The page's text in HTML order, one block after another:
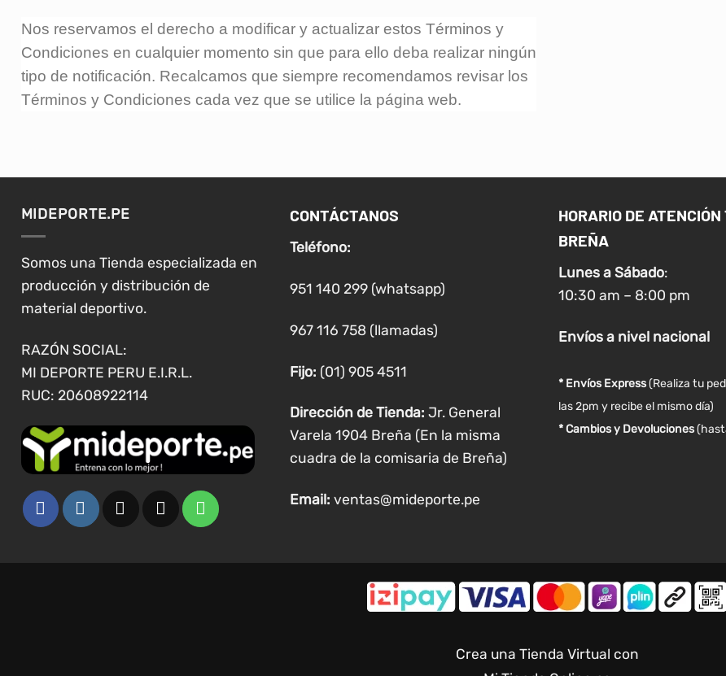
Nos reservamos el derecho a modificar y actualizar estos Términos y
Condiciones en cualquier momento sin que para ello deba realizar ningún
tipo de notificación. Recalcamos que siempre recomendamos revisar los
Términos y Condiciones cada vez que se utilice la página web.
MIDEPORTE.PE
Somos una Tienda especializada en
producción y distribución de
material deportivo.
RAZÓN SOCIAL:
MI DEPORTE PERU E.I.R.L.
RUC: 20608922114
CONTÁCTANOS
Teléfono:
951 140 299 (whatsapp)
967 116 758 (llamadas)
Fijo: (01) 905 4511
Dirección de Tienda: Jr. General
Varela 1904 Breña (En la misma
cuadra de la comisaria de Breña)
Email: ventas@mideporte.pe
HORARIO DE
BREÑA
Lunes a Sábado:
10:30 am – 8:00 pm
Envíosa nivel nacional
* Envíos Express(Realiza tu
las 2pm y recibe el mismo día)
* Cambios y Devoluciones
Crea una Tienda Virtual con